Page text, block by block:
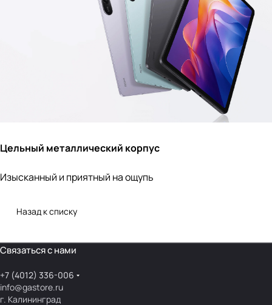
Цельный металлический корпус
Изысканный и приятный на ощупь
Назад к списку
Связаться с нами
+7 (4012) 336-006
info@gastore.ru
г. Калининград